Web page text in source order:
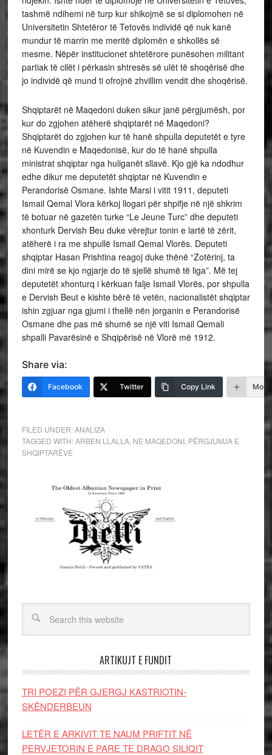
tashmë ndihemi në turp kur shikojmë se si diplomohen në
Universitetin Shtetëror të Tetovës individë që nuk kanë
mundur të marrin me meritë diplomën e shkollës së
mesme. Nëpër institucionet shtetërore punësohen militant
partiak të cilët i përkasin shtresës së ulët të shoqërisë dhe
jo individë që mund ti ofrojnë zhvillim vendit dhe shoqërisë.
Shqiptarët në Maqedoni duken sikur janë përgjumësh, por
kur do zgjohen atëherë shqiptarët në Maqedoni?
Shqiptarët do zgjohen kur të hanë shpulla deputetët e tyre
në Kuvendin e Maqedonisë, kur do të hanë shpulla
ministrat shqiptar nga huliganët sllavë. Kjo gjë ka ndodhur
edhe dikur me deputetët shqiptar në Kuvendin e
Perandorisë Osmane. Ishte Marsi i vitit 1911, deputeti
Ismail Qemal Vlora kërkoj llogari për shpifje në një shkrim
të botuar në gazetën turke “Le Jeune Turc” dhe deputeti
xhonturk Dervish Beu duke vërejtur tonin e lartë të zërit,
atëherë i ra me shpullë Ismail Qemal Vlorës. Deputeti
shqiptar Hasan Prishtina reagoj duke thënë “Zotërinj, ta
dini mirë se kjo ngjarje do të sjellë shumë të liga”. Më tej
deputetët xhonturq i kërkuan falje Ismail Vlorës, por shpulla
e Dervish Beut e kishte bërë të vetën, nacionalistët shqiptar
ishin zgjuar nga gjumi i thellë nën jorganin e Perandorisë
Osmane dhe pas më shumë se një viti Ismail Qemali
shpalli Pavarësinë e Shqipërisë në Vlorë më 1912.
Share via:
Facebook Twitter Copy Link More
FILED UNDER:ANALIZA
TAGGED WITH:ARBEN LLALLA, NE MAQEDONI, PËRGJUMJA E
SHQIPTARËVE
ARTIKUJT E FUNDIT
TRI POEZI PËR GJERGJ KASTRIOTIN-
SKËNDERBEUN
LETËR E ARKIVIT TE NAUM PRIFTIT NË
PERVJETORIN E PARE TE DRAGO SILIQIT